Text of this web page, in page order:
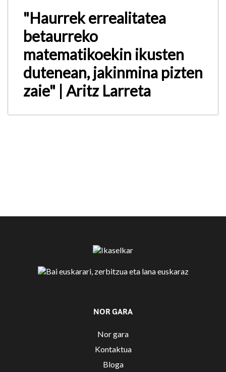
"Haurrek errealitatea
betaurreko
matematikoekin ikusten
dutenean, jakinmina pizten
zaie" | Aritz Larreta
NOR GARA
Nor gara
Kontaktua
Bloga